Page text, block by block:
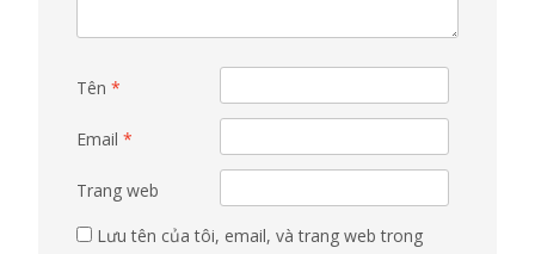
Tên *
Email *
Trang web
Lưu tên của tôi, email, và trang web trong